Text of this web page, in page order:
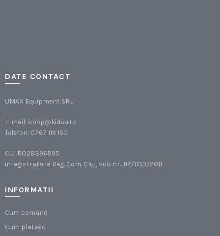
DATE CONTACT
UMAX Equipment SRL
E-mail: shop@kidou.ro
Telefon: 0767 119 150
CUI RO28396895
inregistrata la Reg. Com. Cluj, sub nr. J12/1133/2011
INFORMATII
Cum comand
Cum platesc